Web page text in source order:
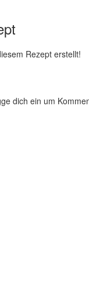
Rezept erstellt!
dich ein um